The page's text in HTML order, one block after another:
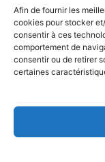
Afin de fournir les
cookies pour stocker
consentir à ces
comportement de
consentir ou de retirer
certaines